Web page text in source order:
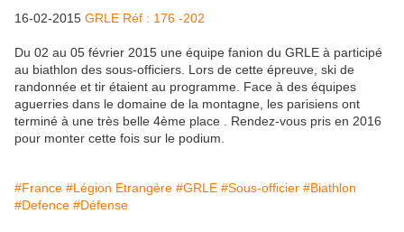
16-02-2015 GRLE Réf : 176 -202
Du 02 au 05 février 2015 une équipe fanion du GRLE à participé
au biathlon des sous-officiers. Lors de cette épreuve, ski de
randonnée et tir étaient au programme. Face à des équipes
aguerries dans le domaine de la montagne, les parisiens ont
terminé à une très belle 4ème place . Rendez-vous pris en 2016
pour monter cette fois sur le podium.
#France #Légion Etrangère #GRLE #Sous-officier #Biathlon
#Defence #Défense